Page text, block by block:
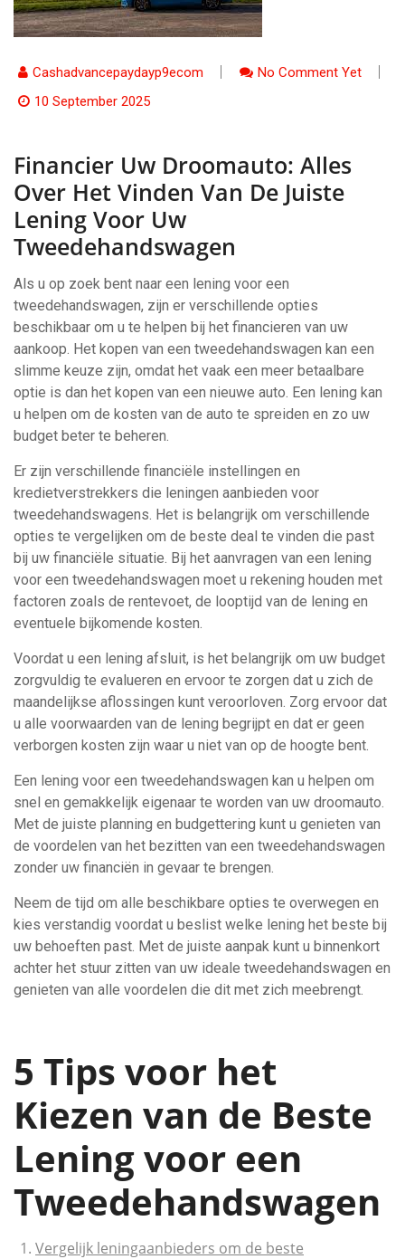
Cashadvancepaydayp9ecom
No Comment Yet
10 September 2025
Financier Uw Droomauto: Alles
Over Het Vinden Van De Juiste
Lening Voor Uw
Tweedehandswagen
Als u op zoek bent naar een lening voor een
tweedehandswagen, zijn er verschillende opties
beschikbaar om u te helpen bij het financieren van uw
aankoop. Het kopen van een tweedehandswagen kan een
slimme keuze zijn, omdat het vaak een meer betaalbare
optie is dan het kopen van een nieuwe auto. Een lening kan
u helpen om de kosten van de auto te spreiden en zo uw
budget beter te beheren.
Er zijn verschillende financiële instellingen en
kredietverstrekkers die leningen aanbieden voor
tweedehandswagens. Het is belangrijk om verschillende
opties te vergelijken om de beste deal te vinden die past
bij uw financiële situatie. Bij het aanvragen van een lening
voor een tweedehandswagen moet u rekening houden met
factoren zoals de rentevoet, de looptijd van de lening en
eventuele bijkomende kosten.
Voordat u een lening afsluit, is het belangrijk om uw budget
zorgvuldig te evalueren en ervoor te zorgen dat u zich de
maandelijkse aflossingen kunt veroorloven. Zorg ervoor dat
u alle voorwaarden van de lening begrijpt en dat er geen
verborgen kosten zijn waar u niet van op de hoogte bent.
Een lening voor een tweedehandswagen kan u helpen om
snel en gemakkelijk eigenaar te worden van uw droomauto.
Met de juiste planning en budgettering kunt u genieten van
de voordelen van het bezitten van een tweedehandswagen
zonder uw financiën in gevaar te brengen.
Neem de tijd om alle beschikbare opties te overwegen en
kies verstandig voordat u beslist welke lening het beste bij
uw behoeften past. Met de juiste aanpak kunt u binnenkort
achter het stuur zitten van uw ideale tweedehandswagen en
genieten van alle voordelen die dit met zich meebrengt.
5 Tips voor het
Kiezen van de Beste
Lening voor een
Tweedehandswagen
Vergelijk leningaanbieders om de beste